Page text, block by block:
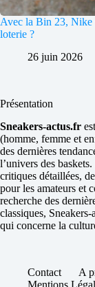
Avec la Bin 23, Nike
loterie ?
26 juin 2026
Présentation
Sneakers-actus.fr
(homme, femme et
des dernières
l’univers des
critiques détaillées,
pour les amateurs et
recherche des
classiques,
qui concerne la
Contact A
Mentions